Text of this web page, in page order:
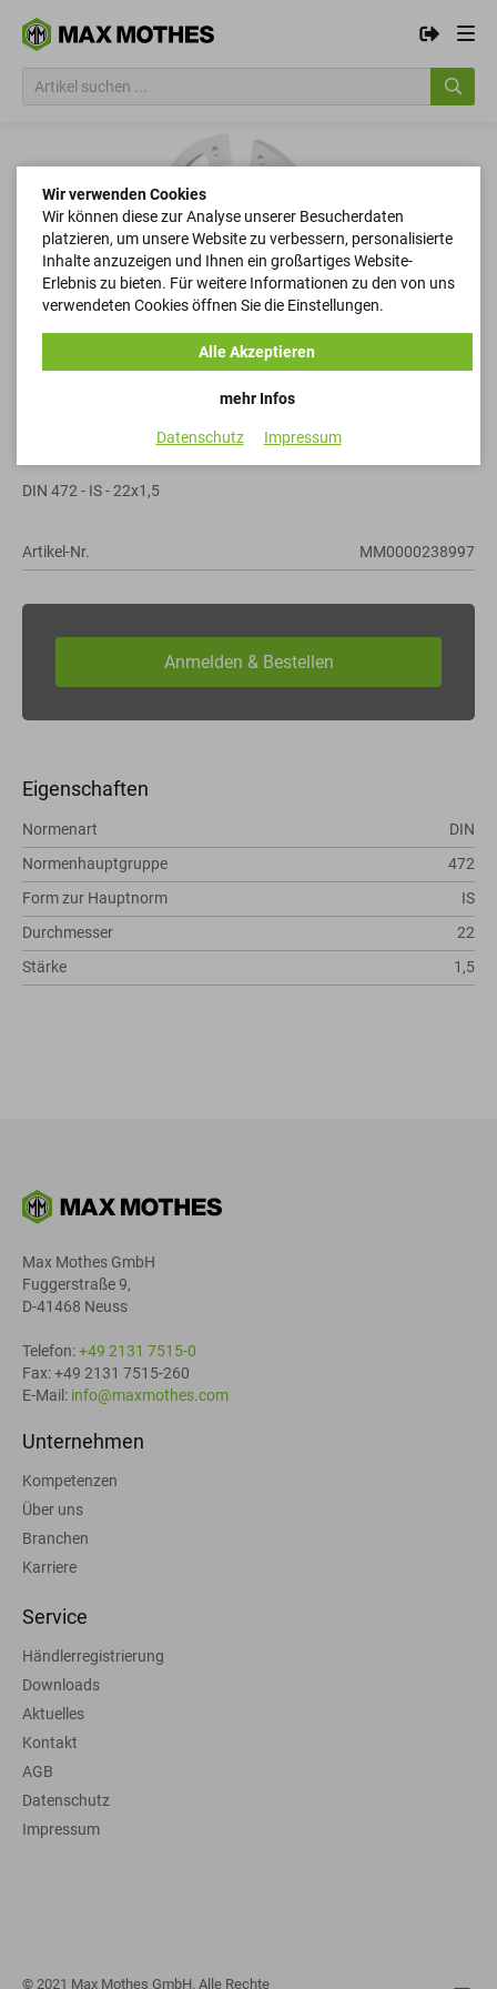
Sicherungsringe
DIN 472 - IS - 22x1,5
Artikel-Nr. MM0000238997
Eigenschaften
Normenart
DIN
Normenhauptgruppe
472
Form zur Hauptnorm
IS
Durchmesser
22
Stärke
1,5
Max Mothes GmbH
Fuggerstraße 9,
D-41468 Neuss
Telefon:+49 2131 7515-0
Fax: +49 2131 7515-260
E-Mail: info@maxmothes.com
Unternehmen
Kompetenzen
Über uns
Branchen
Karriere
Service
Händlerregistrierung
Downloads
Aktuelles
Kontakt
AGB
Datenschutz
Impressum
© 2021 Max Mothes GmbH. Alle Rechte
Wir verwenden Cookies
Wir können diese zur Analyse unserer Besucherdaten
platzieren, um unsere Website zu verbessern, personalisierte
Inhalte anzuzeigen und Ihnen ein großartiges Website-
Erlebnis zu bieten. Für weitere Informationen zu den von uns
verwendeten Cookies öffnen Sie die Einstellungen.
mehr Infos
Alle Akzeptieren
Datenschutz Impressum